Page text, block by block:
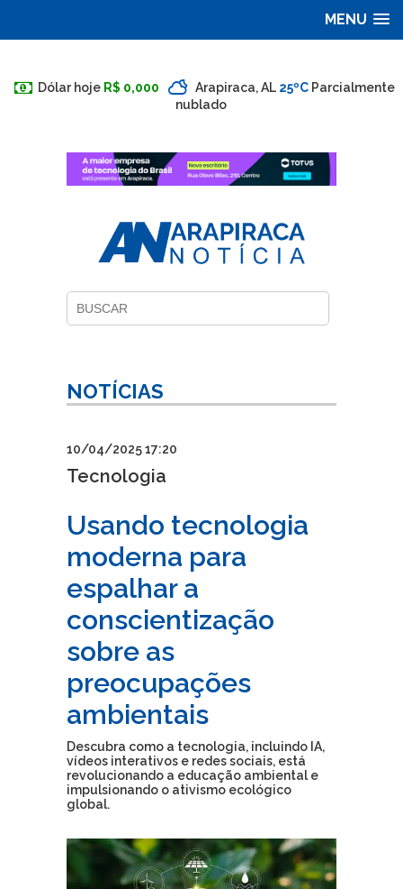
MENU
Dólar hoje R$ 0,000 Arapiraca, AL 25ºC Parcialmente
nublado
NOTÍCIAS
10/04/2025 17:20
Tecnologia
Usando tecnologia
moderna para
espalhar a
conscientização
sobre as
preocupações
ambientais
Descubra como a tecnologia, incluindo IA,
vídeos interativos e redes sociais, está
revolucionando a educação ambiental e
impulsionando o ativismo ecológico
global.